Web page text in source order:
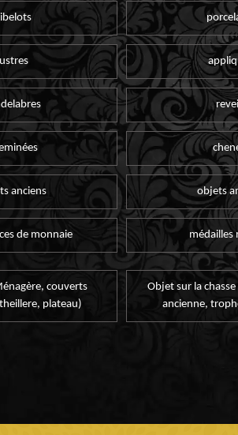
lustres
anciens objets
de monnaie médailles
couverts
plateau)
Objet sur la
ancienne,